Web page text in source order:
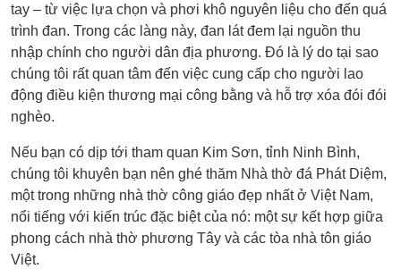
tay – từ việc lựa chọn và phơi khô nguyên liệu cho đến quá
trình đan. Trong các làng này, đan lát đem lại nguồn thu
nhập chính cho người dân địa phương. Đó là lý do tại sao
chúng tôi rất quan tâm đến việc cung cấp cho người lao
động điều kiện thương mại công bằng và hỗ trợ xóa đói đói
nghèo.
Nếu bạn có dịp tới tham quan Kim Sơn, tỉnh Ninh Bình,
chúng tôi khuyên bạn nên ghé thăm Nhà thờ đá Phát Diệm,
một trong những nhà thờ công giáo đẹp nhất ở Việt Nam,
nổi tiếng với kiến trúc đặc biệt của nó: một sự kết hợp giữa
phong cách nhà thờ phương Tây và các tòa nhà tôn giáo
Việt.